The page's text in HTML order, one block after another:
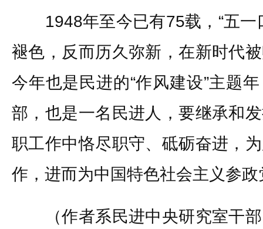
1948年至今已有75载，“五一
褪色，反而历久弥新，在新时代
今年也是民进的“作风建设”主题
部，也是一名民进人，要继承和
职工作中恪尽职守、砥砺奋进，
作，进而为中国特色社会主义参
（作者系民进中央研究室干部